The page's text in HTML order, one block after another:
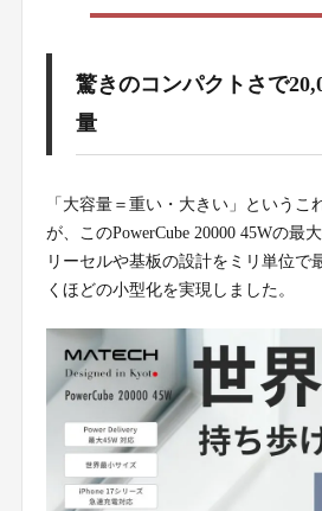
驚きのコンパクトさで
量
「大容量＝重い・大きい」というこ
が、このPowerCube 20000 45Wの最
リーセルや基板の設計をミリ単位で
くほどの小型化を実現しました。